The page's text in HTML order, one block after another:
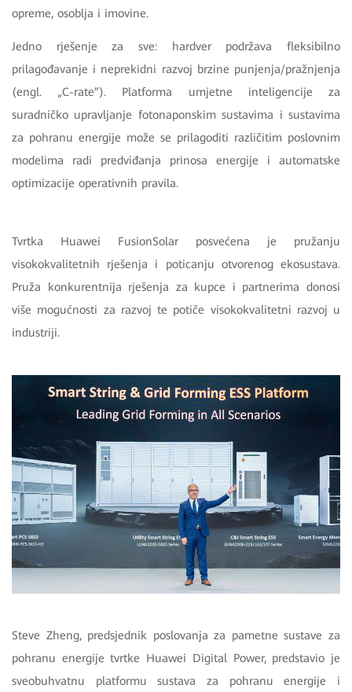
opreme, osoblja i imovine.
Jedno rješenje za sve: hardver podržava fleksibilno
prilagođavanje i neprekidni razvoj brzine punjenja/pražnjenja
(engl. „C-rate”). Platforma umjetne inteligencije za
suradničko upravljanje fotonaponskim sustavima i sustavima
za pohranu energije može se prilagoditi različitim poslovnim
modelima radi predviđanja prinosa energije i automatske
optimizacije operativnih pravila.
Tvrtka Huawei FusionSolar posvećena je pružanju
visokokvalitetnih rješenja i poticanju otvorenog ekosustava.
Pruža konkurentnija rješenja za kupce i partnerima donosi
više mogućnosti za razvoj te potiče visokokvalitetni razvoj u
industriji.
Steve Zheng, predsjednik poslovanja za pametne sustave za
pohranu energije tvrtke Huawei Digital Power, predstavio je
sveobuhvatnu platformu sustava za pohranu energije i